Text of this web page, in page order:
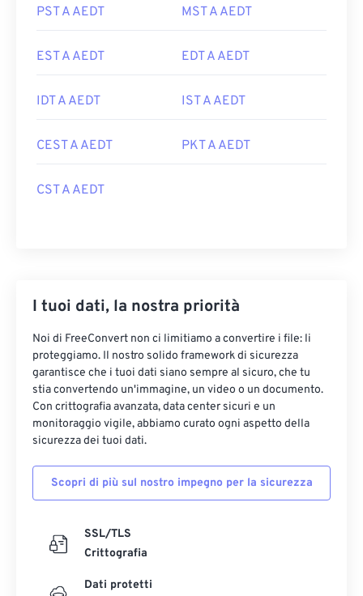
PST A AEDT MST A AEDT
EST A AEDT EDT A AEDT
IDT A AEDT IST A AEDT
CEST A AEDT PKT A AEDT
CST A AEDT
I tuoi dati, la nostra priorità
Noi di FreeConvert non ci limitiamo a convertire i file: li
proteggiamo. Il nostro solido framework di sicurezza
garantisce che i tuoi dati siano sempre al sicuro, che tu
stia convertendo un'immagine, un video o un documento.
Con crittografia avanzata, data center sicuri e un
monitoraggio vigile, abbiamo curato ogni aspetto della
sicurezza dei tuoi dati.
Scopri di più sul nostro impegno per la sicurezza
SSL/TLS
Crittografia
Dati protetti